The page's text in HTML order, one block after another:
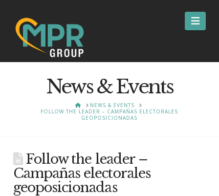
News & Events
HOMENEWS & EVENTS
FOLLOW THE LEADER – CAMPAÑAS ELECTORALES
GEOPOSICIONADAS
Follow the leader –
Campañas electorales
geoposicionadas